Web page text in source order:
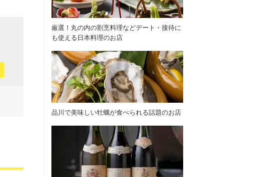
厳選！丸の内の割烹料理などデート・接待に
も使える日本料理のお店
品川で美味しい牡蠣が食べられる話題のお店